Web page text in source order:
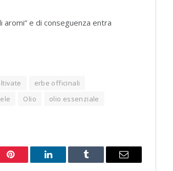
e di conseguenza entra
erbe officinali
Olio
olio essenziale
Pinterest LinkedIn Tumblr Email